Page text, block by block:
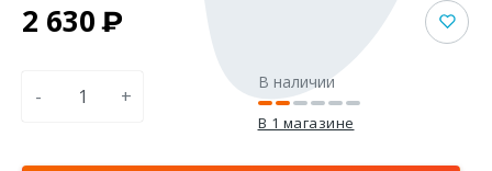
2 630
- +
В наличии
В 1 магазине